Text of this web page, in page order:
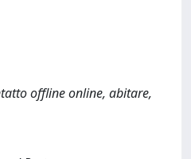
offline online, abitare,